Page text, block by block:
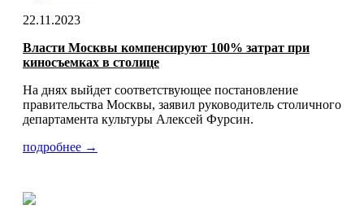
22.11.2023
Власти Москвы компенсируют 100% затрат при
киносъемках в столице
На днях выйдет соответствующее постановление
правительства Москвы, заявил руководитель столичного
департамента культуры Алексей Фурсин.
подробнее →